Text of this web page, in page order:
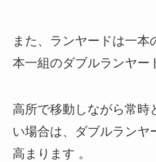
また、ランヤードは一本
本一組のダブルランヤー
高所で移動しながら常時
い場合は、ダブルランヤ
高まります 。